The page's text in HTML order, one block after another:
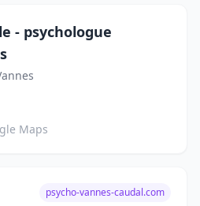
- psychologue
Maps
psycho-vannes-caudal.com